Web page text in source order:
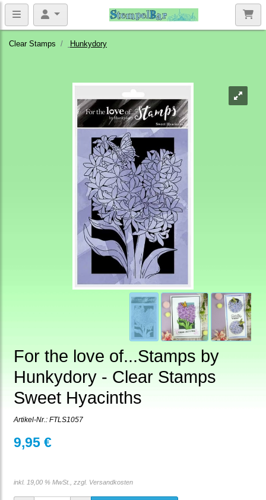
Clear Stamps Hunkydory
For the love of...Stamps by
Hunkydory - Clear Stamps
Sweet Hyacinths
Artikel-Nr.: FTLS1057
9,95 €
inkl. 19,00 % MwSt., zzgl. Versandkosten